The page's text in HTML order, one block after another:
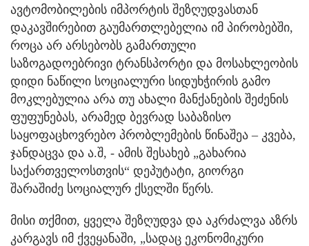
ავტომობილების იმპორტის შეზღუდვასთან
დაკავშირებით გაუმართლებელია იმ პირობებში,
როცა არ არსებობს გამართული
საზოგადოებრივი ტრანსპორტი და მოსახლეობის
დიდი ნაწილი სოციალური სიდუხჭირის გამო
მოკლებულია არა თუ ახალი მანქანების შეძენის
ფუფუნებას, არამედ ბევრად საბაზისო
საყოფაცხოვრებო პრობლემების წინაშეა – კვება,
ჯანდაცვა და ა.შ, - ამის შესახებ „გახარია
საქართველოსთვის“ დეპუტატი, გიორგი
შარაშიძე სოციალურ ქსელში წერს.
მისი თქმით, ყველა შეზღუდვა და აკრძალვა აზრს
კარგავს იმ ქვეყანაში, „სადაც ეკონომიკური